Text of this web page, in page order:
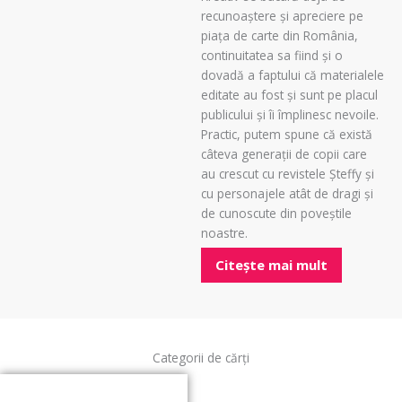
recunoaștere și apreciere pe
piața de carte din România,
continuitatea sa fiind și o
dovadă a faptului că materialele
editate au fost și sunt pe placul
publicului și îi împlinesc nevoile.
Practic, putem spune că există
câteva generații de copii care
au crescut cu revistele Șteffy și
cu personajele atât de dragi și
de cunoscute din poveștile
noastre.
Citește mai mult
Categorii de cărți